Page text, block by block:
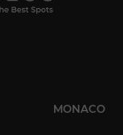
MONACO